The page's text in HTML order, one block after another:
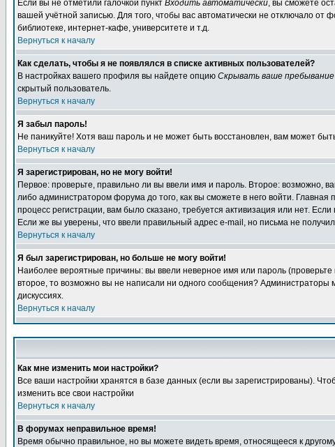
Если вы не отметили галочкой пункт Входить автоматически, вы сможете
вашей учётной записью. Для того, чтобы вас автоматически не отключало от
библиотеке, интернет-кафе, университете и т.д.
Вернуться к началу
Как сделать, чтобы я не появлялся в списке активных пользователей?
В настройках вашего профиля вы найдете опцию Скрывать ваше
скрытый пользователь.
Вернуться к началу
Я забыл пароль!
Не паникуйте! Хотя ваш пароль и не может быть восстановлен, вам может
Вернуться к началу
Я зарегистрирован, но не могу войти!
Первое: проверьте, правильно ли вы ввели имя и пароль. Второе: возможно,
либо администратором форума до того, как вы сможете в него войти.
процесс регистрации, вам было сказано, требуется активизация или нет.
Если же вы уверены, что ввели правильный адрес e-mail, но письма не
Вернуться к началу
Я был зарегистрирован, но больше не могу войти!
Наиболее вероятные причины: вы ввели неверное имя или пароль
второе, то возможно вы не написали ни одного сообщения? Администраторы
дискуссиях.
Вернуться к началу
Как мне изменить мои настройки?
Все ваши настройки хранятся в базе данных (если вы зарегистрированы).
изменить все свои настройки
Вернуться к началу
В форумах неправильное время!
Время обычно правильное, но вы можете видеть время, относящееся к